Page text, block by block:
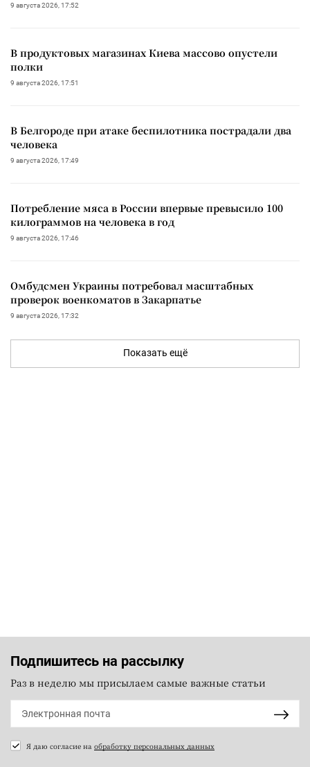
9 августа 2026, 17:52
В продуктовых магазинах Киева массово опустели
полки
9 августа 2026, 17:51
В Белгороде при атаке беспилотника пострадали два
человека
9 августа 2026, 17:49
Потребление мяса в России впервые превысило 100
килограммов на человека в год
9 августа 2026, 17:46
Омбудсмен Украины потребовал масштабных
проверок военкоматов в Закарпатье
9 августа 2026, 17:32
Показать ещё
Подпишитесь на рассылку
Раз в неделю мы присылаем самые важные статьи
Я даю согласие на обработку персональных данных